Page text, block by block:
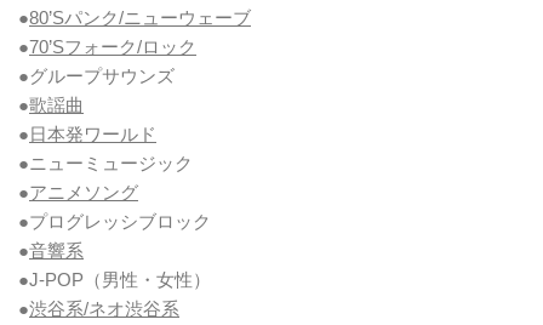
●80’Sパンク/ニューウェーブ
●70’Sフォーク/ロック
●グループサウンズ
●歌謡曲
●日本発ワールド
●ニューミュージック
●アニメソング
●プログレッシブロック
●音響系
●J-POP（男性・女性）
●渋谷系/ネオ渋谷系